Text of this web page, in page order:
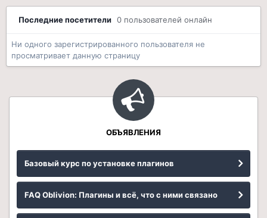
Последние посетители 0 пользователей онлайн
Ни одного зарегистрированного пользователя не
просматривает данную страницу
ОБЪЯВЛЕНИЯ
Базовый курс по установке плагинов
FAQ Oblivion: Плагины и всё, что с ними связано